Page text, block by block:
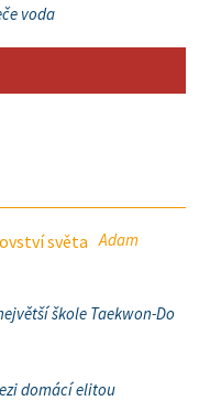
voda
Adam
škole Taekwon-Do
domácí elitou